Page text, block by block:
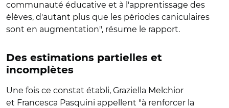
communauté éducative et à l'apprentissage des
élèves, d'autant plus que les périodes caniculaires
sont en augmentation", résume le rapport.
Des estimations partielles et
incomplètes
Une fois ce constat établi, Graziella Melchior
et Francesca Pasquini appellent "à renforcer la